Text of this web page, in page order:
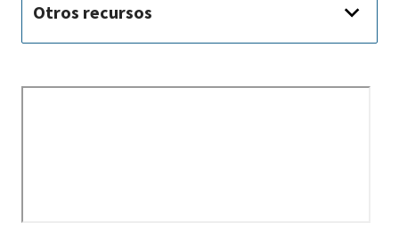
Otros recursos